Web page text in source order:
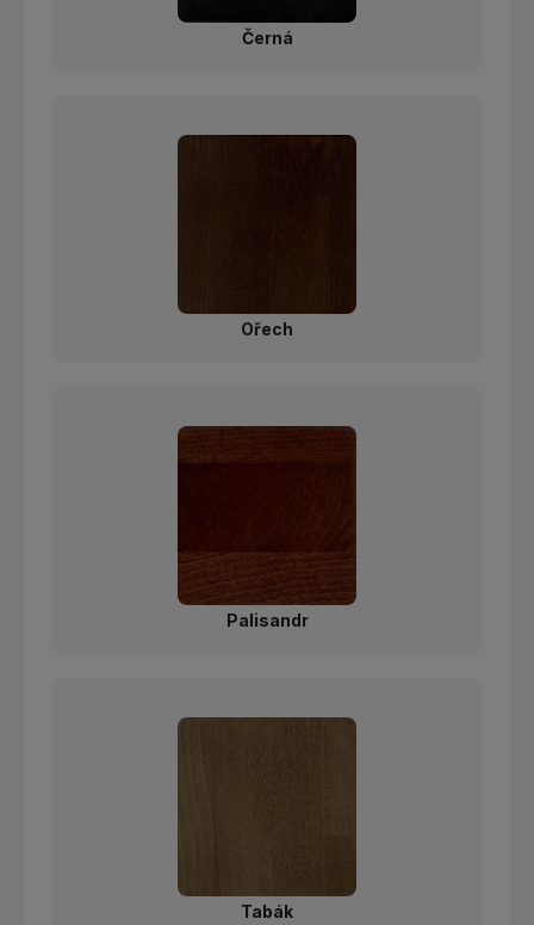
Černá
Ořech
Palisandr
Tabák